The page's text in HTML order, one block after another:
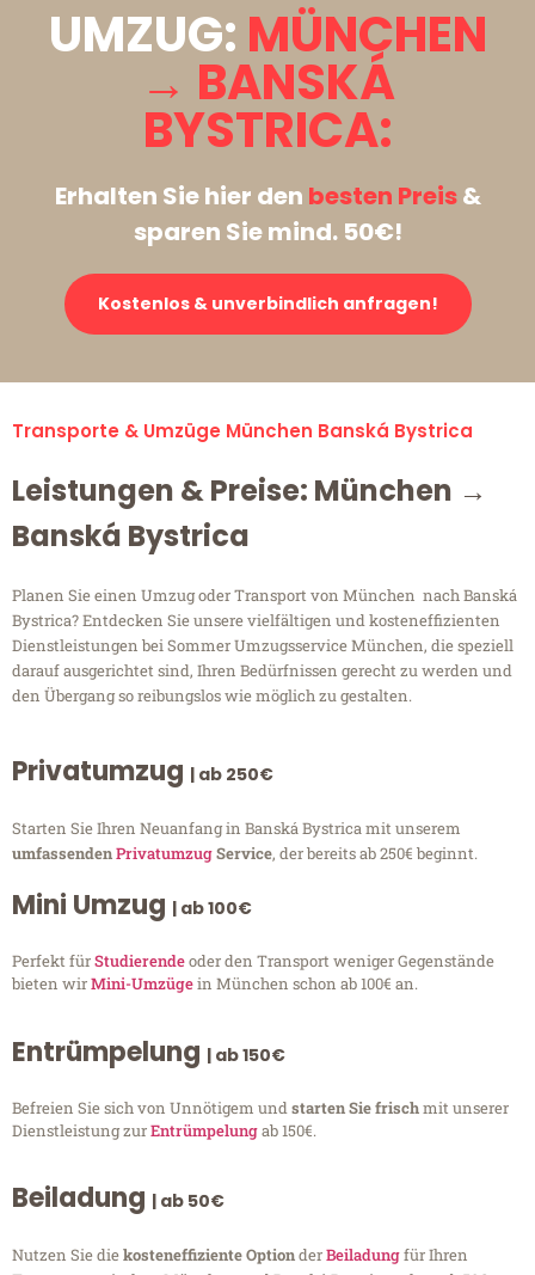
UMZUG: MÜNCHEN
→ BANSKÁ
BYSTRICA:
Erhalten Sie hier den besten Preis&
sparen Sie mind. 50€!
Kostenlos & unverbindlich anfragen!
Transporte & Umzüge München Banská Bystrica
Leistungen & Preise: München →
Banská Bystrica
Planen Sie einen Umzug oder Transport von München nach Banská
Bystrica? Entdecken Sie unsere vielfältigen und kosteneffizienten
Dienstleistungen bei Sommer Umzugsservice München, die speziell
darauf ausgerichtet sind, Ihren Bedürfnissen gerecht zu werden und
den Übergang so reibungslos wie möglich zu gestalten.
Privatumzug | ab 250€
Starten Sie Ihren Neuanfang in Banská Bystrica mit unserem
umfassendenPrivatumzugService, der bereits ab 250€ beginnt.
Mini Umzug | ab 100€
Perfekt fürStudierendeoder den Transport weniger Gegenstände
bieten wirMini-Umzügein München schon ab 100€ an.
Entrümpelung | ab 150€
Befreien Sie sich von Unnötigem undstarten Sie frischmit unserer
Dienstleistung zurEntrümpelungab 150€.
Beiladung | ab 50€
Nutzen Sie diekosteneffiziente OptionderBeiladungfür Ihren